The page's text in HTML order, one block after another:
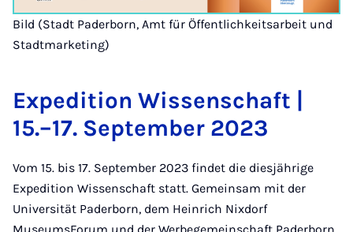
Bild (Stadt Paderborn, Amt für Öffentlichkeitsarbeit und
Stadtmarketing)
Expedition Wissenschaft |
15.–17. September 2023
Vom 15. bis 17. September 2023 findet die diesjährige
Expedition Wissenschaft statt. Gemeinsam mit der
Universität Paderborn, dem Heinrich Nixdorf